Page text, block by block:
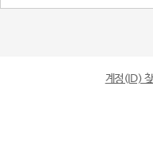
계정(ID)